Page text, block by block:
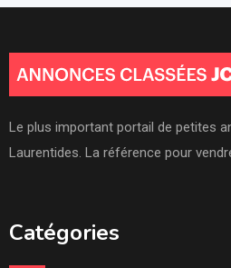
Le plus important portail de petites
Laurentides. La référence pour
Catégories